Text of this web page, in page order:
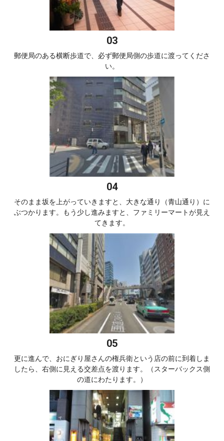
郵便局のある横断歩道で、必ず郵便局側の歩道に渡ってくださ
い。
そのまま坂を上がっていきますと、大きな通り（青山通り）に
ぶつかります。もう少し進みますと、ファミリーマートが見え
てきます。
更に進んで、おにぎり屋さんの権兵衛という店の前に到着しま
したら、右側に見える交差点を渡ります。（スターバックス側
の道にわたります。）